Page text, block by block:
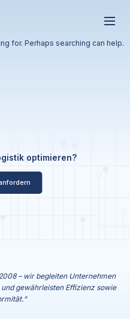
for. Perhaps searching can help.
optimieren?
– wir begleiten Unternehmen
gewährleisten Effizienz sowie